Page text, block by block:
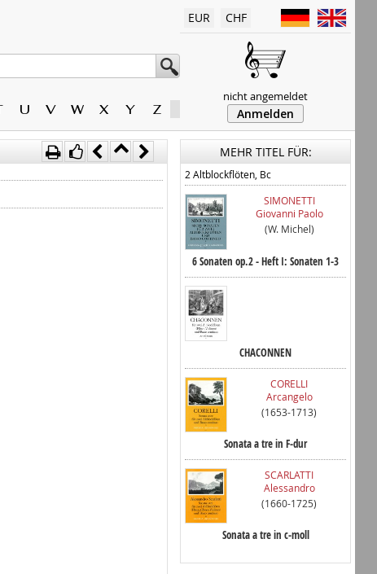
U V W X Y Z
EUR CHF
nicht angemeldet
Anmelden
MEHR TITEL FÜR:
2 Altblockflöten, Bc
SIMONETTI
Giovanni Paolo
(W. Michel)
6 Sonaten op.2 - Heft I: Sonaten 1-3
CHACONNEN
CORELLI
Arcangelo
(1653-1713)
Sonata a tre in F-dur
SCARLATTI
Alessandro
(1660-1725)
Sonata a tre in c-moll